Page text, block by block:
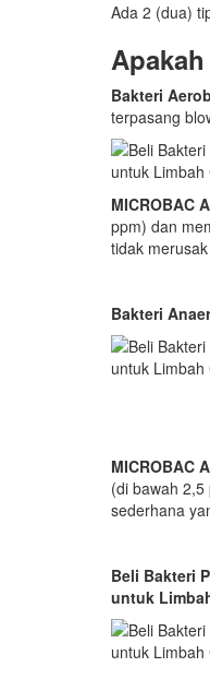
Ada 2 (dua)
Bakteri Aerob
terpasang
MICROBAC
ppm) dan
tidak
Bakteri
MICROBAC
(di bawah
sederhana
Beli Bakteri
untuk